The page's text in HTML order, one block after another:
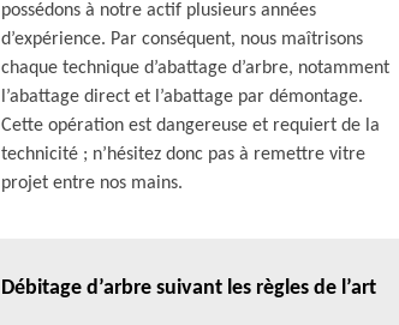
possédons à notre actif plusieurs années
d’expérience. Par conséquent, nous maîtrisons
chaque technique d’abattage d’arbre, notamment
l’abattage direct et l’abattage par démontage.
Cette opération est dangereuse et requiert de la
technicité ; n’hésitez donc pas à remettre vitre
projet entre nos mains.
Débitage d’arbre suivant les règles de l’art